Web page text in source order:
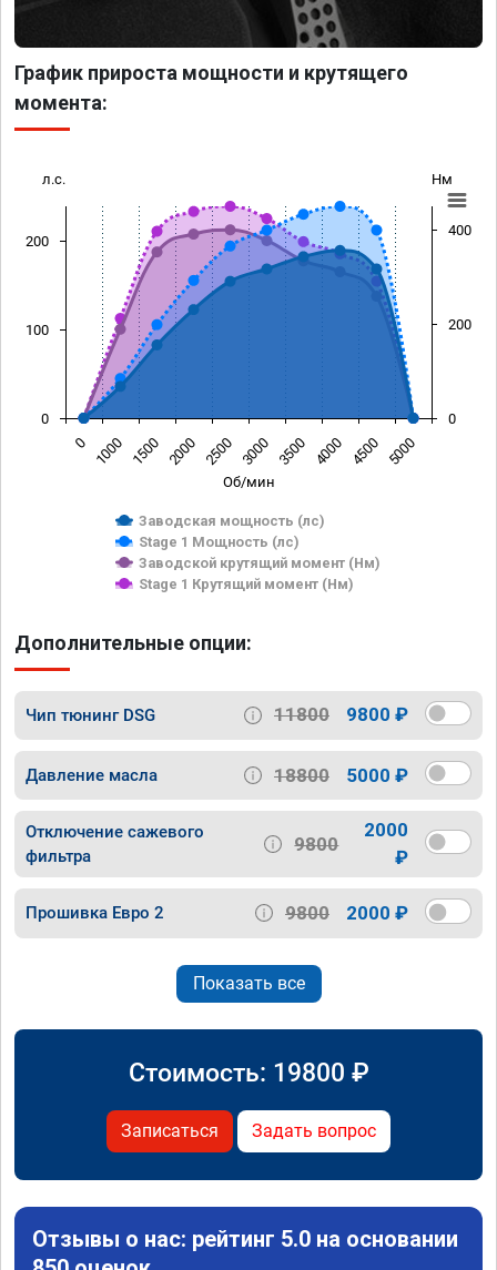
График прироста мощности и крутящего
момента:
Об/мин
л.с. Нм
Заводская мощность (лс)
Stage 1 Мощность (лс)
Заводской крутящий момент (Нм)
Stage 1 Крутящий момент (Нм)
0 1000 1500 2000 2500 3000 3500 4000 4500 5000
0
100
200
0
200
400
Дополнительные опции:
Чип тюнинг DSG 11800 9800 ₽
Давление масла 18800 5000 ₽
Отключение сажевого
фильтра
9800
2000
₽
Прошивка Евро 2 9800 2000 ₽
Показать все
Стоимость: 19800 ₽
Записаться Задать вопрос
Отзывы о нас: рейтинг 5.0 на основании